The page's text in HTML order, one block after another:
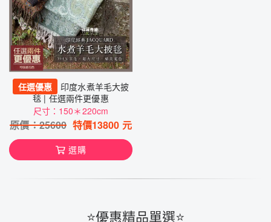
任選優惠
印度水煮羊毛大披
毯 | 任選兩件更優惠
尺寸：150＊220cm
原價：25600 特價13800 元
選購
⭐️優惠精品單選⭐️